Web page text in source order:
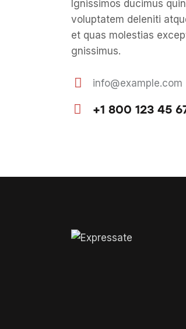
Ignissimos ducimus
voluptatem deleniti
et quas molestias
gnissimus.
m
info@example.com
+1 800 123 45